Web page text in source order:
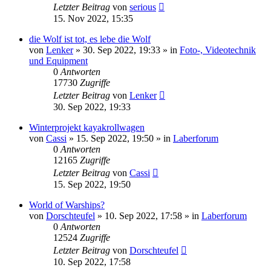
Letzter Beitrag von serious
15. Nov 2022, 15:35
die Wolf ist tot, es lebe die Wolf
von Lenker» 30. Sep 2022, 19:33 » in Foto-, Videotechnik
und Equipment
0 Antworten
17730 Zugriffe
Letzter Beitrag von Lenker
30. Sep 2022, 19:33
Winterprojekt kayakrollwagen
von Cassi » 15. Sep 2022, 19:50 » in Laberforum
0 Antworten
12165 Zugriffe
Letzter Beitrag von Cassi
15. Sep 2022, 19:50
World of Warships?
von Dorschteufel » 10. Sep 2022, 17:58 » in Laberforum
0 Antworten
12524 Zugriffe
Letzter Beitrag von Dorschteufel
10. Sep 2022, 17:58